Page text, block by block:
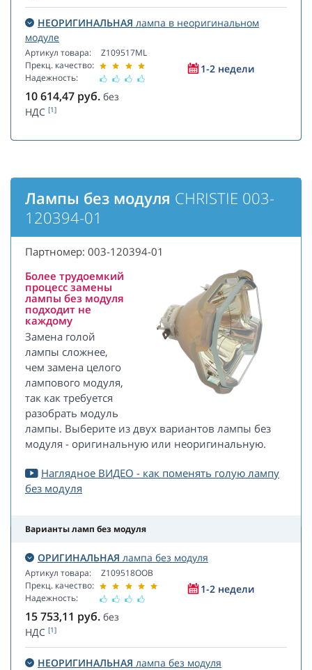
НЕОРИГИНАЛЬНАЯ лампа в неоригинальном
модуле
Артикул товара:
Прекц. качество:
Надежность:
Z109517ML
1-2 недели
10 614,47 руб. без
НДС [1]
Лампы без модуля CHRISTIE 003-
120394-01
Партномер: 003-120394-01
Более трудоемкий
процесс замены
лампы без модуля
подходит не
каждому
Замена голой
лампы сложнее,
чем замена целого
лампового модуля,
так как требуется
разобрать модуль
лампы. Выберите из двух вариантов лампы без
модуля - оригинальную или неоригинальную.
Наглядное ВИДЕО - как поменять голую лампу
без модуля
Варианты ламп без модуля
ОРИГИНАЛЬНАЯ лампа без модуля
Артикул товара:
Прекц. качество:
Надежность:
Z109518OOB
1-2 недели
15 753,11 руб. без
НДС [1]
НЕОРИГИНАЛЬНАЯ лампа без модуля